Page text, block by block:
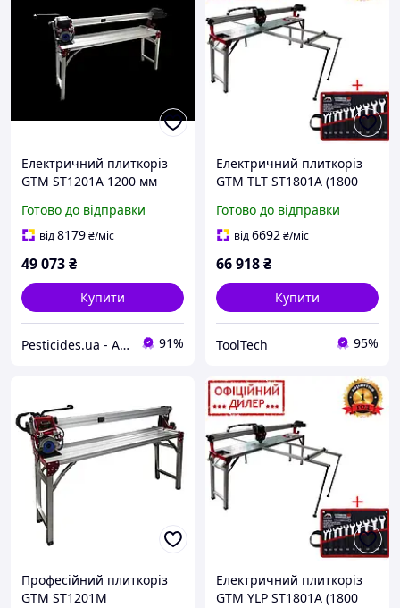
Електричний плиткоріз
GTM ST1201A 1200 мм
подачею каретки та
лазерним променем
Готово до відправки
від8179₴/міс
49 073₴
Купити
Pesticides.ua - Аграрна продукція і не тільки !!! 91%
Електричний плиткоріз
GTM TLT ST1801A (1800
автоматична подача
Готово до відправки
від6692₴/міс
66 918₴
Купити
ToolTech 95%
Професійний плиткоріз
GTM ST1201M
Електричний плиткоріз
GTM YLP ST1801A (1800